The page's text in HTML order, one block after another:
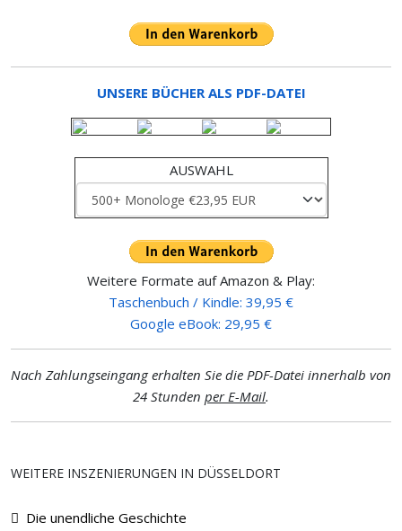
UNSERE BÜCHER ALS PDF-DATEI
AUSWAHL
Weitere Formate auf Amazon & Play:
Taschenbuch / Kindle: 39,95 €
Google eBook: 29,95 €
Nach Zahlungseingang erhalten Sie die PDF-Datei innerhalb von
24 Stunden per E-Mail.
WEITERE INSZENIERUNGEN IN DÜSSELDORT
Die unendliche Geschichte